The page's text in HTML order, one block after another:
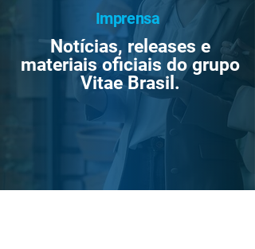
Imprensa
Notícias, releases e
materiais oficiais do grupo
Vitae Brasil.